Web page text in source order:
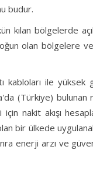
budur.
kılan bölgelerde
olan bölgelere
kabloları ile
(Türkiye) bulunan
nakit akışı
bir ülkede
enerji arzı ve